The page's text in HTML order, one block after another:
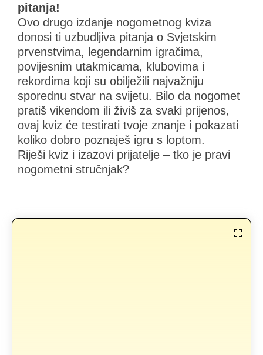
pitanja!
Ovo drugo izdanje nogometnog kviza
donosi ti uzbudljiva pitanja o Svjetskim
prvenstvima, legendarnim igračima,
povijesnim utakmicama, klubovima i
rekordima koji su obilježili najvažniju
sporednu stvar na svijetu. Bilo da nogomet
pratiš vikendom ili živiš za svaki prijenos,
ovaj kviz će testirati tvoje znanje i pokazati
koliko dobro poznaješ igru s loptom.
Riješi kviz i izazovi prijatelje – tko je pravi
nogometni stručnjak?